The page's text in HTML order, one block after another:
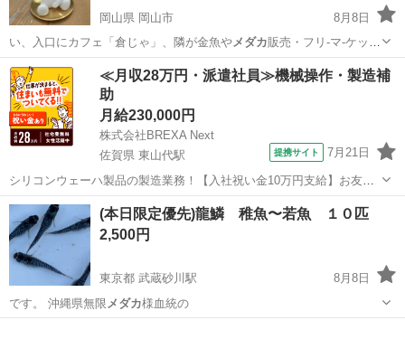
岡山県 岡山市
8月8日
い、入口にカフェ「倉じゃ」、隣が金魚やメダカ販売・フリ-マ-ケット
の「KAKURE…
岡山 岡山市 その他 アート
≪月収28万円・派遣社員≫機械操作・製造補
助
月給230,000円
株式会社BREXA Next
佐賀県 東山代駅
提携サイト 7月21日
シリコンウェーハ製品の製造業務！【入社祝い金10万円支給】お友達
やカップルとの応募OK◎年間休日129日＆休出なしでプライベート充
実♪業務はクリーンルームで快適作業◎自社正社員登用制度あり★1食
300円～の格安食堂あり！《佐...
佐賀 伊万里市 東山代駅 その他
(本日限定優先)龍鱗 稚魚〜若魚 １０匹
2,500円
東京都 武蔵砂川駅
8月8日
です。 沖縄県無限 メダカ様血統の